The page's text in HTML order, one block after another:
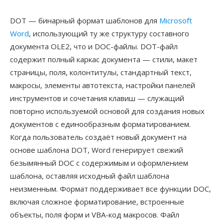
DOT — бинарный формат шаблонов для Microsoft
Word, использующий ту же структуру составного
документа OLE2, что и DOC-файлы. DOT-файл
содержит полный каркас документа — стили, макет
страницы, поля, колонтитулы, стандартный текст,
макросы, элементы автотекста, настройки панелей
инструментов и сочетания клавиш — служащий
повторно используемой основой для создания новых
документов с единообразным форматированием.
Когда пользователь создаёт новый документ на
основе шаблона DOT, Word генерирует свежий
безымянный DOC с содержимым и оформлением
шаблона, оставляя исходный файл шаблона
неизменным. Формат поддерживает все функции DOC,
включая сложное форматирование, встроенные
объекты, поля форм и VBA-код макросов. Файл